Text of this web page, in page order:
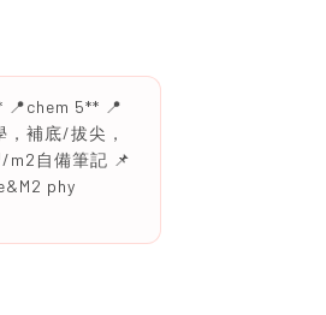
📍chem 5** 📍
補底/拔尖，
m2自備筆記 📌
phy